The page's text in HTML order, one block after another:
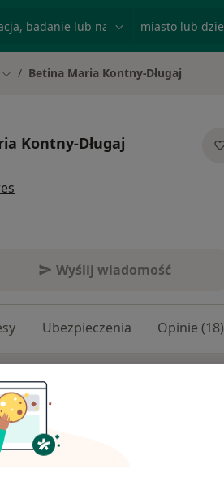
Zmień miasto
Betina Maria Kontny-Długaj
Kontny-Długaj
Wyślij wiadomość
Ubezpieczenia Opinie (18)
Jestem absolwentką Śląskiej Akademii Medycznej w Zabrzu.
zachowawczej z endodoncją. W
kursach z zakresu
ciągle poszerzając swoją wiedzę